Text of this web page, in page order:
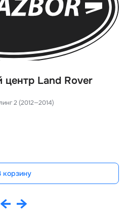
Land Rover
2 (2012—2014)
корзину